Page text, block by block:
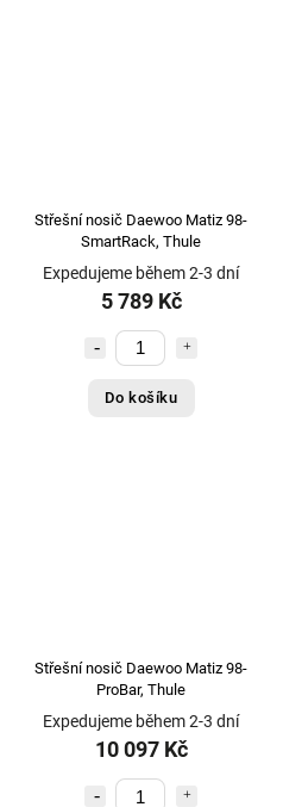
Střešní nosič Daewoo Matiz 98-
SmartRack, Thule
Expedujeme během 2-3 dní
5 789 Kč
Do košíku
Střešní nosič Daewoo Matiz 98-
ProBar, Thule
Expedujeme během 2-3 dní
10 097 Kč